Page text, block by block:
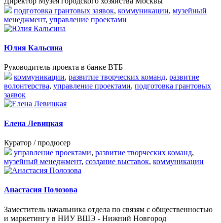
подготовка грантовых заявок, коммуникации, музейный
менеджмент, управление проектами
Юлия Кальсина
Руководитель проекта в банке ВТБ
коммуникации, развитие творческих команд, развитие
волонтерства, управление проектами, подготовка грантовых
заявок
Елена Левицкая
Куратор / продюсер
управление проектами, развитие творческих команд,
музейный менеджмент, создание выставок, коммуникации
Анастасия Полозова
Заместитель начальника отдела по связям с общественностью
и маркетингу в НИУ ВШЭ - Нижний Новгород